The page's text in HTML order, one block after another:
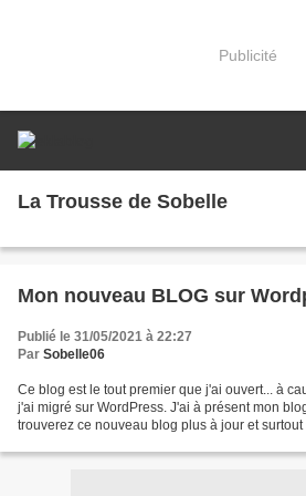
Publicité
La Trousse de Sobelle
Mon nouveau BLOG sur
Publié le 31/05/2021 à 22:27
Par Sobelle06
Ce blog est le tout premier que j'ai ouvert... à
j'ai migré sur WordPress. J'ai à présent mon
trouverez ce nouveau blog plus à jour et